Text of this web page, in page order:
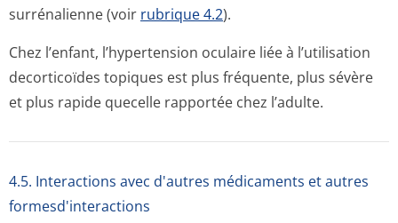
surrénalienne (voir rubrique 4.2).
Chez l’enfant, l’hypertension oculaire liée à l’utilisation
decorticoïdes topiques est plus fréquente, plus sévère
et plus rapide quecelle rapportée chez l’adulte.
4.5. Interactions avec d'autres médicaments et autres
formesd'interactions